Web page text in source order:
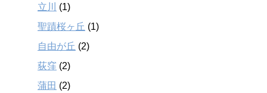
立川
(1)
聖蹟桜ヶ丘 (1)
自由が丘 (2)
荻窪 (2)
蒲田 (2)